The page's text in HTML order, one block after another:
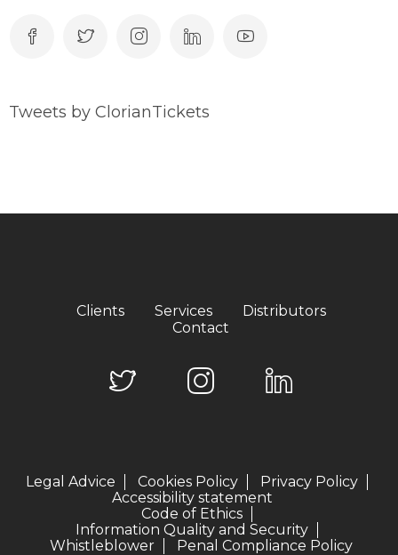
Tweets by ClorianTickets
Clients Services
Distributors
Contact
Legal Advice Cookies Policy
Privacy Policy
Accessibility statement
Code of Ethics
Information Quality and Security
Whistleblower
Penal Compliance Policy